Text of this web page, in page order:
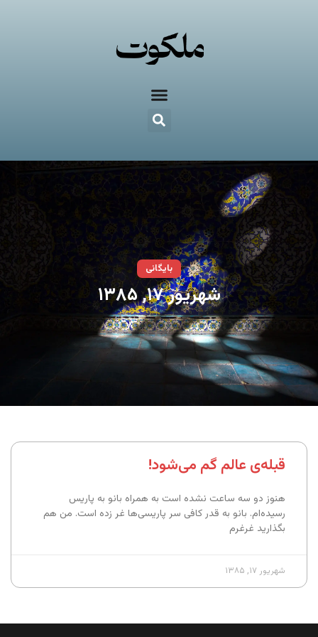
بایگانی
شهریور ۱۷, ۱۳۸۵
قبله‌ی عالم گم می‌شود!
هنوز دو سه ساعت نشده است به همراه بانو به پاریس
رسیده‌ام. بانو به قدر کافی سر پاریسی‌ها غر زده است. من هم
بگذارید غرغرم
شهریور ۱۷, ۱۳۸۵